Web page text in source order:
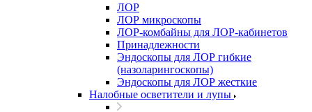
ЛОР
ЛОР микроскопы
ЛОР-комбайны для ЛОР-кабинетов
Принадлежности
Эндоскопы для ЛОР гибкие
(назоларингоскопы)
Эндоскопы для ЛОР жесткие
Налобные осветители и лупы